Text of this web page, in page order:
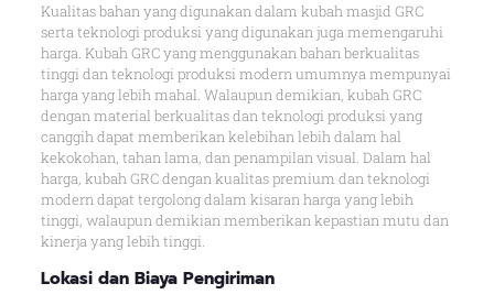
Kualitas bahan yang digunakan dalam kubah masjid GRC
serta teknologi produksi yang digunakan juga memengaruhi
harga. Kubah GRC yang menggunakan bahan berkualitas
tinggi dan teknologi produksi modern umumnya mempunyai
harga yang lebih mahal. Walaupun demikian, kubah GRC
dengan material berkualitas dan teknologi produksi yang
canggih dapat memberikan kelebihan lebih dalam hal
kekokohan, tahan lama, dan penampilan visual. Dalam hal
harga, kubah GRC dengan kualitas premium dan teknologi
modern dapat tergolong dalam kisaran harga yang lebih
tinggi, walaupun demikian memberikan kepastian mutu dan
kinerja yang lebih tinggi.
Lokasi dan Biaya Pengiriman